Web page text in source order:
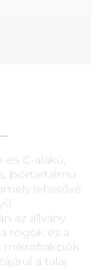
C-alakú,
bórtartalmú
lehetővé
az állvány
rögök és a
mikrofrakciók
a talaj